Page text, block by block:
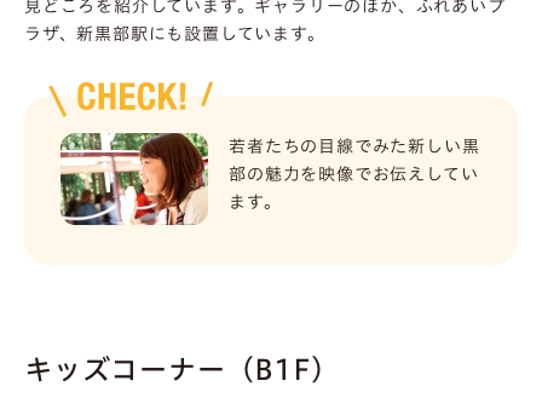
見どころを紹介しています。ギャラリーのほか、ふれあいプ
ラザ、新黒部駅にも設置しています。
若者たちの目線でみた新しい黒
部の魅力を映像でお伝えしてい
ます。
キッズコーナー（B1F）